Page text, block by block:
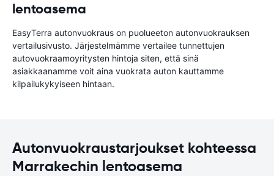
lentoasema
EasyTerra autonvuokraus on puolueeton autonvuokrauksen
vertailusivusto. Järjestelmämme vertailee tunnettujen
autovuokraamoyritysten hintoja siten, että sinä
asiakkaanamme voit aina vuokrata auton kauttamme
kilpailukykyiseen hintaan.
Autonvuokraustarjoukset kohteessa
Marrakechin lentoasema